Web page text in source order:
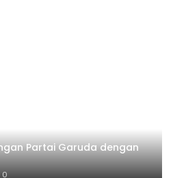
Usai Arak arakan Juara